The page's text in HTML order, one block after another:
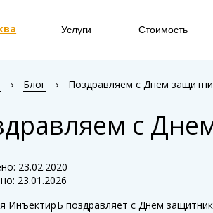
Услуги Стоимость
› Блог › Поздравляем с Днем
с
23.02.2020
23.01.2026
ИнъектирЪ поздравляет с Днем